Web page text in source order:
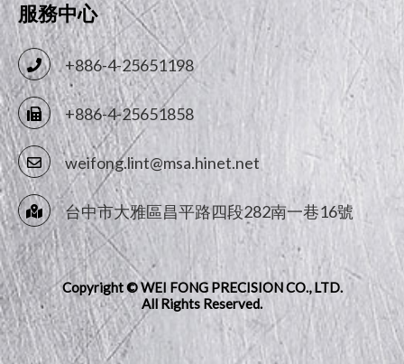
服務中心
+886-4-25651198
+886-4-25651858
weifong.lint@msa.hinet.net
台中市大雅區昌平路四段282南一巷16號
Copyright © WEI FONG PRECISION CO., LTD.
All Rights Reserved.